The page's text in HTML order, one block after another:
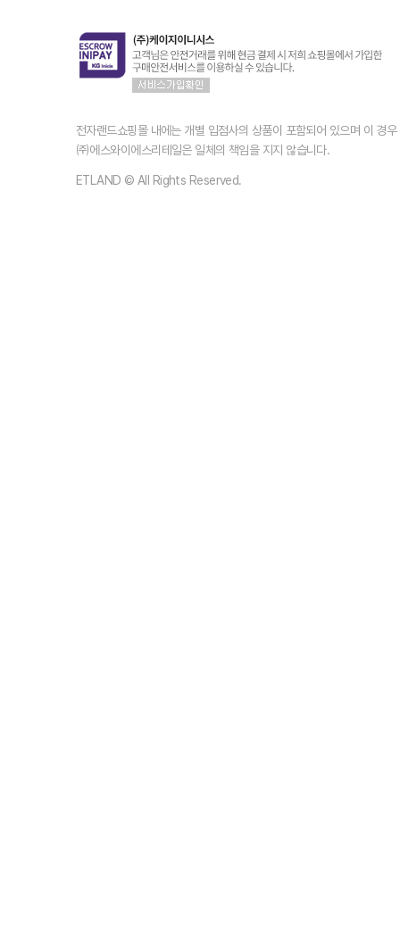
전자랜드쇼핑몰 내에는 개별 입점사의 상품이 포함되어 있으며 이 경
㈜에스와이에스리테일은 일체의 책임을 지지 않습니다.
ETLAND © All Rights Reserved.